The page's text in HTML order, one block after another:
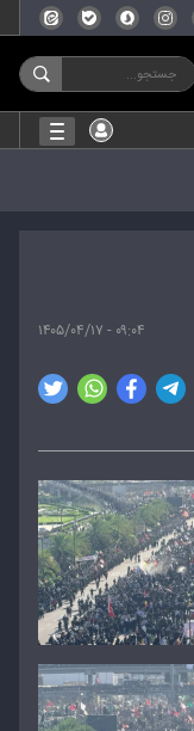
۰۹:۰۴ - ۱۴۰۵/۰۴/۱۷